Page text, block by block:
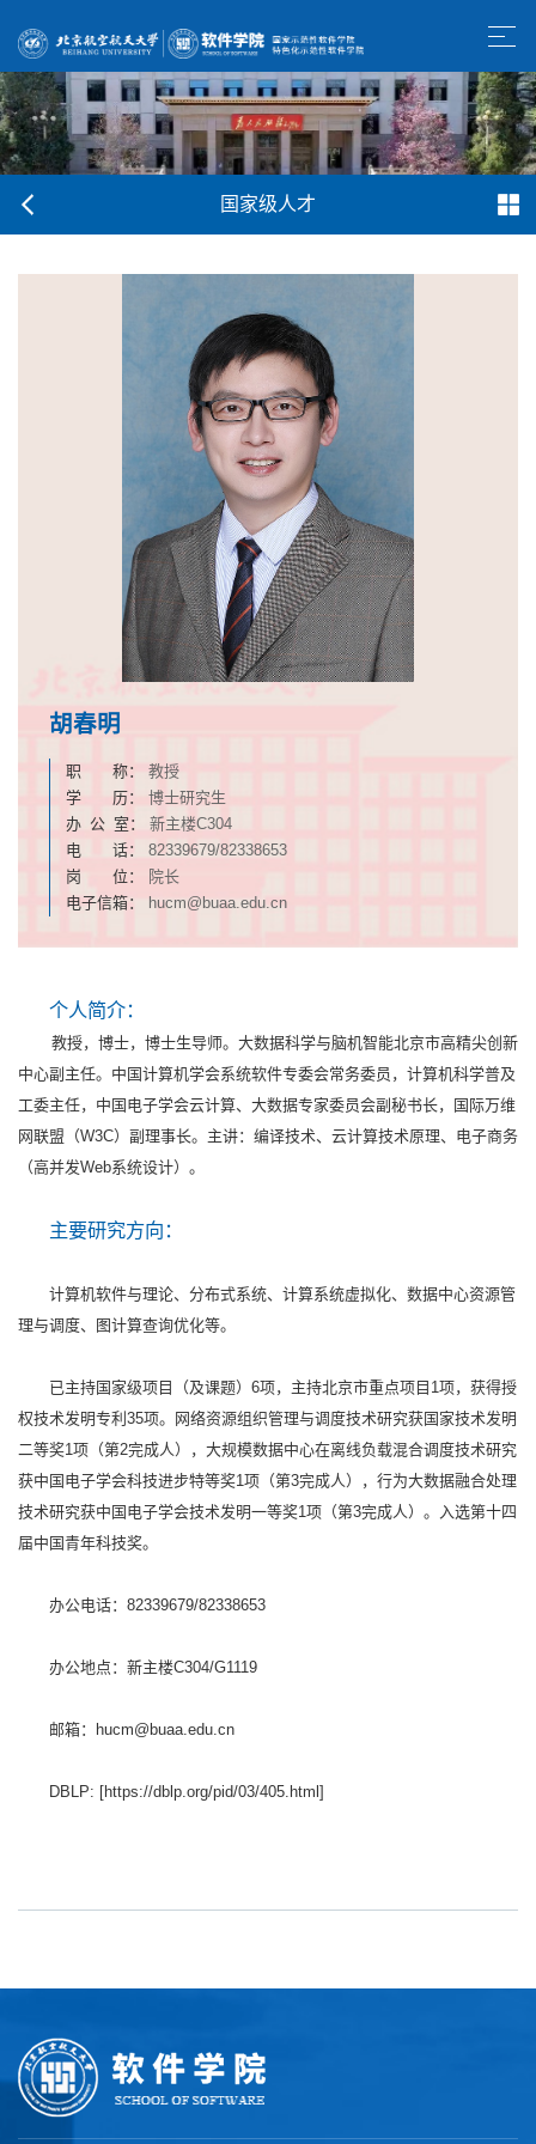
国家级人才
胡春明
职 称： 教授
学 历： 博士研究生
办 公 室： 新主楼C304
电 话： 82339679/82338653
岗 位：
院长
电子信箱：
hucm@buaa.edu.cn
个人简介：
教授，博士，博士生导师。大数据科学与脑机智能北京市高精尖创新
中心副主任。中国计算机学会系统软件专委会常务委员，计算机科学普及
工委主任，中国电子学会云计算、大数据专家委员会副秘书长，国际万维
网联盟（W3C）副理事长。主讲：编译技术、云计算技术原理、电子商务
（高并发Web系统设计）。
主要研究方向：
计算机软件与理论、分布式系统、计算系统虚拟化、数据中心资源管
理与调度、图计算查询优化等。
已主持国家级项目（及课题）6项，主持北京市重点项目1项，获得授
权技术发明专利35项。网络资源组织管理与调度技术研究获国家技术发明
二等奖1项（第2完成人），大规模数据中心在离线负载混合调度技术研究
获中国电子学会科技进步特等奖1项（第3完成人），行为大数据融合处理
技术研究获中国电子学会技术发明一等奖1项（第3完成人）。入选第十四
届中国青年科技奖。
办公电话：82339679/82338653
办公地点：新主楼C304/G1119
邮箱：hucm@buaa.edu.cn
DBLP: [https://dblp.org/pid/03/405.html]